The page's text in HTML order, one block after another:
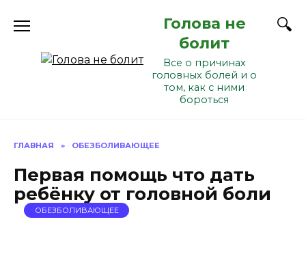
Голова не
болит
Все о причинах
головных болей и о
том, как с ними
бороться
ГЛАВНАЯ » ОБЕЗБОЛИВАЮЩЕЕ
Первая помощь что дать
ребёнку от головной боли
ОБЕЗБОЛИВАЮЩЕЕ